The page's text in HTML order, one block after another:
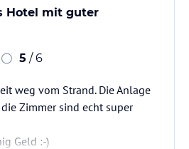
verbindlichen Angebotsdetails
Hotel mit guter
5 / 6
weg vom Strand. Die Anlage
Zimmer sind echt super
Geld :-)